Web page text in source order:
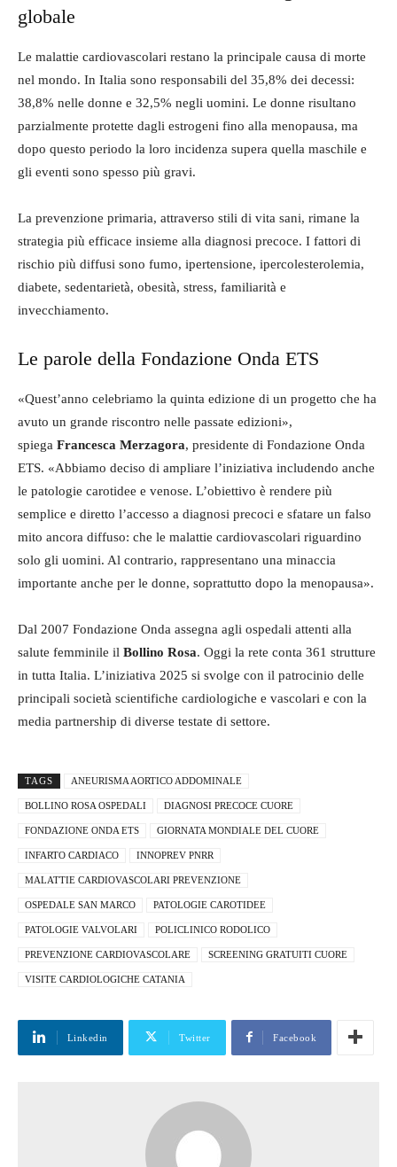
globale
Le malattie cardiovascolari restano la principale causa di morte
nel mondo. In Italia sono responsabili del 35,8% dei decessi:
38,8% nelle donne e 32,5% negli uomini. Le donne risultano
parzialmente protette dagli estrogeni fino alla menopausa, ma
dopo questo periodo la loro incidenza supera quella maschile e
gli eventi sono spesso più gravi.
La prevenzione primaria, attraverso stili di vita sani, rimane la
strategia più efficace insieme alla diagnosi precoce. I fattori di
rischio più diffusi sono fumo, ipertensione, ipercolesterolemia,
diabete, sedentarietà, obesità, stress, familiarità e
invecchiamento.
Le parole della Fondazione Onda ETS
«Quest’anno celebriamo la quinta edizione di un progetto che ha
avuto un grande riscontro nelle passate edizioni»,
spiega Francesca Merzagora, presidente di Fondazione Onda
ETS. «Abbiamo deciso di ampliare l’iniziativa includendo anche
le patologie carotidee e venose. L’obiettivo è rendere più
semplice e diretto l’accesso a diagnosi precoci e sfatare un falso
mito ancora diffuso: che le malattie cardiovascolari riguardino
solo gli uomini. Al contrario, rappresentano una minaccia
importante anche per le donne, soprattutto dopo la menopausa».
Dal 2007 Fondazione Onda assegna agli ospedali attenti alla
salute femminile il Bollino Rosa. Oggi la rete conta 361 strutture
in tutta Italia. L’iniziativa 2025 si svolge con il patrocinio delle
principali società scientifiche cardiologiche e vascolari e con la
media partnership di diverse testate di settore.
TAGS ANEURISMA AORTICO ADDOMINALE
BOLLINO ROSA OSPEDALI DIAGNOSI PRECOCE CUORE
FONDAZIONE ONDA ETS GIORNATA MONDIALE DEL CUORE
INFARTO CARDIACO INNOPREV PNRR
MALATTIE CARDIOVASCOLARI PREVENZIONE
OSPEDALE SAN MARCO PATOLOGIE CAROTIDEE
PATOLOGIE VALVOLARI POLICLINICO RODOLICO
PREVENZIONE CARDIOVASCOLARE SCREENING GRATUITI CUORE
VISITE CARDIOLOGICHE CATANIA
Linkedin Twitter Facebook